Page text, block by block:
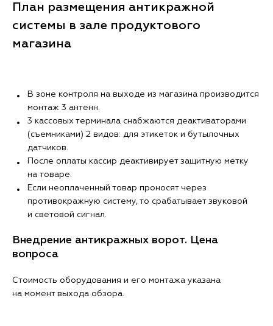
План размещения антикражной
системы в зале продуктового
магазина
В зоне контроля на выходе из магазина производится
монтаж 3 антенн.
3 кассовых терминала снабжаются деактиваторами
(съемниками) 2 видов: для этикеток и бутылочных
датчиков.
После оплаты кассир деактивирует защитную метку
на товаре.
Если неоплаченный товар проносят через
противокражную систему, то срабатывает звуковой
и световой сигнал.
Внедрение антикражных ворот. Цена
вопроса
Стоимость оборудования и его монтажа указана
на момент выхода обзора.